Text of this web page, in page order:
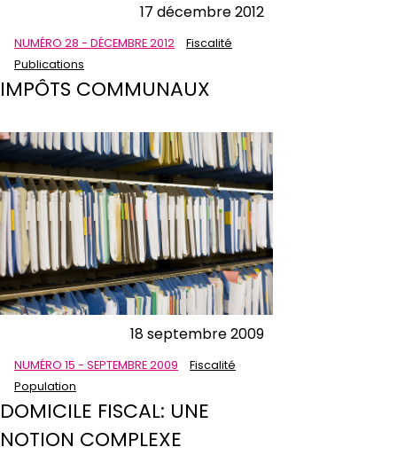
17 décembre 2012
NUMÉRO 28 - DÉCEMBRE 2012
Fiscalité
Publications
IMPÔTS COMMUNAUX
18 septembre 2009
NUMÉRO 15 - SEPTEMBRE 2009
Fiscalité
Population
DOMICILE FISCAL: UNE
NOTION COMPLEXE